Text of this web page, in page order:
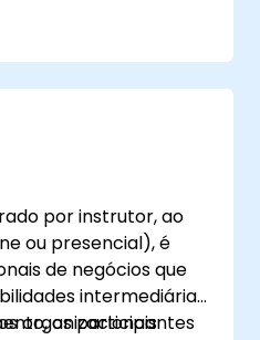
do mundo real e
locais.
por instrutor, ao
ou presencial), é
de negócios que
intermediárias
organizacionais
os participantes